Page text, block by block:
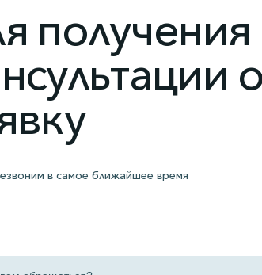
получения
в самое ближайшее время